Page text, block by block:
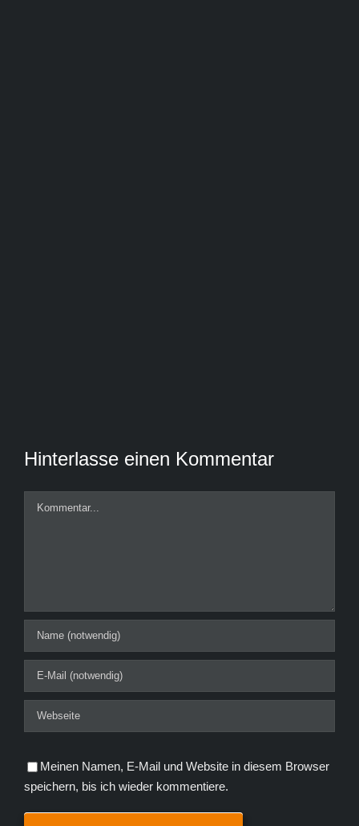
Hinterlasse einen Kommentar
Kommentar
Meinen Namen, E-Mail und Website in diesem Browser
speichern, bis ich wieder kommentiere.